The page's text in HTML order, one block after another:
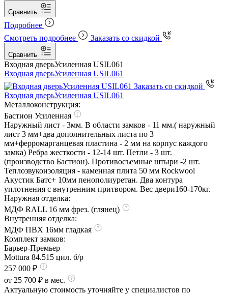
Сравнить
Подробнее
Смотреть подробнее
Заказать со скидкой
Сравнить
Входная дверьУсиленная USIL061
Входная дверьУсиленная USIL061
Заказать со скидкой
Входная дверьУсиленная USIL061
Металлоконструкция:
Бастион Усиленная
Наружный лист - 3мм. В области замков - 11 мм.( наружный
лист 3 мм+два дополнительных листа по 3
мм+ферромарганцевая пластина - 2 мм на корпус каждого
замка) Ребра жесткости - 12-14 шт. Петли - 3 шт.
(производство Бастион). Противосъемные штыри -2 шт.
Теплозвукоизоляция - каменная плита 50 мм Rockwool
Акустик Батс+ 10мм пенополиуретан. Два контура
уплотнения с внутренним притвором. Вес двери160-170кг.
Наружная отделка:
МДФ RALL 16 мм фрез. (глянец)
Внутренняя отделка:
МДФ ПВХ 16мм гладкая
Комплект замков:
Барьер-Премьер
Mottura 84.515 цил. б/р
257 000 ₽
от 25 700 ₽ в мес.
Актуальную стоимость уточняйте у специалистов по